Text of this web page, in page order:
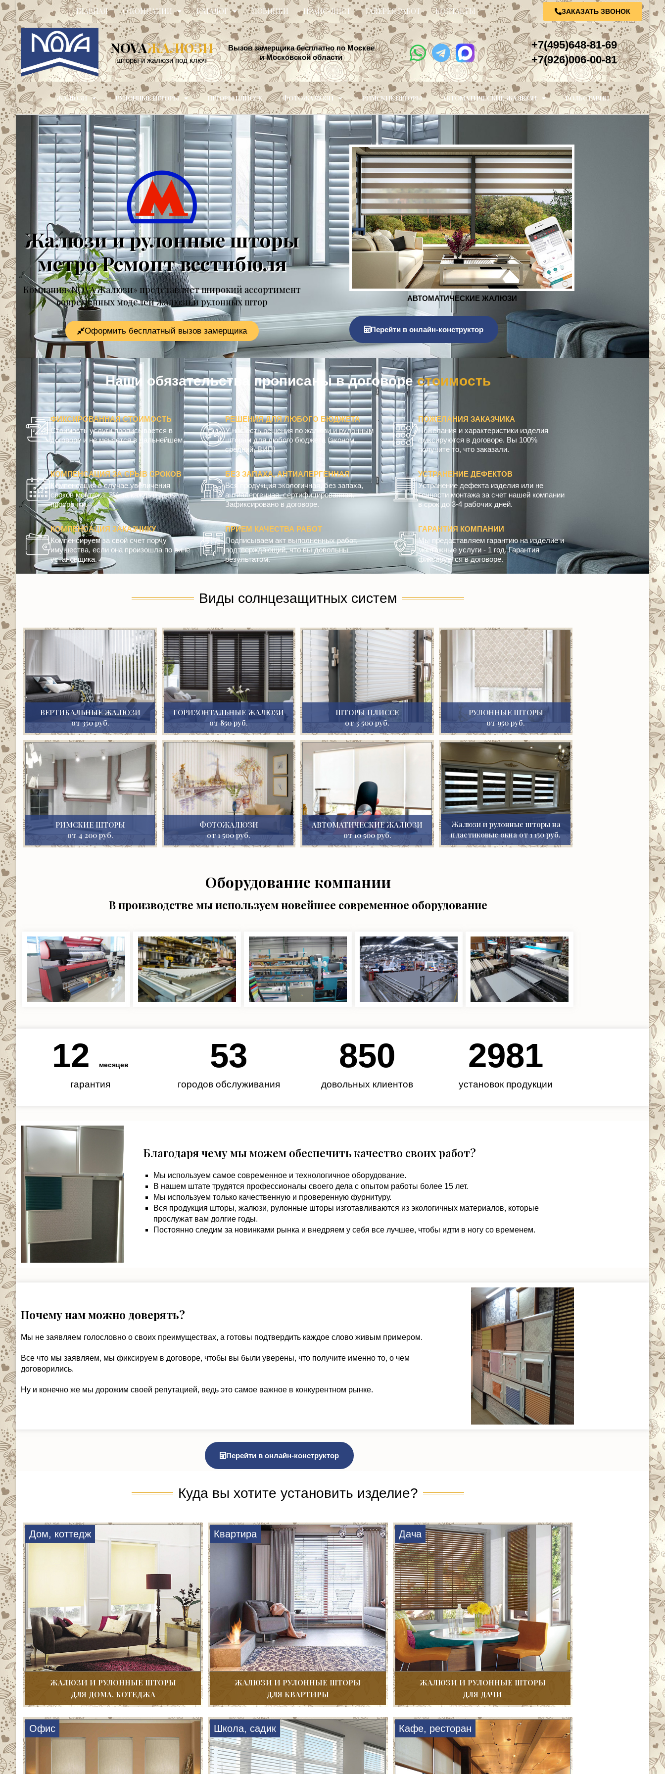
ГЛАВНАЯ О КОМПАНИИ КАТАЛОГ НОВИНКИ ПРАЙС-ЛИСТ ГАЛЕРЕЯ РАБОТ КОНТАКТЫ ЗАКАЗАТЬ ЗВОНОК
NOVAЖАЛЮЗИ
шторы и жалюзи под ключ
Вызов замерщика бесплатно по Москве
и Московской области
+7(495)648-81-69
+7(926)006-00-81
ЖАЛЮЗИ РУЛОННЫЕ ШТОРЫ ШТОРЫ ПЛИССЕ ФОТОЖАЛЮЗИ РИМСКИЕ ШТОРЫ АВТОМАТИЧЕСКИЕ ЖАЛЮЗИ РОЛЬСТАВНИ
Жалюзи и рулонные шторы
метро Ремонт вестибюля
Компания«NOVA Жалюзи» представляет широкий ассортимент
современных моделей жалюзи и рулонных штор
Оформить бесплатный вызов замерщика
ЖАЛЮЗИ
Перейти в онлайн-конструктор
Наши обязательства прописаны в договоре компенсаци
ФИКСИРОВАННАЯ СТОИМОСТЬ
Стоимость услуги прописывается в
договоре и не меняется в дальнейшем.
РЕШЕНИЯ ДЛЯ ЛЮБОГО БЮДЖЕТА
У нас есть решения по жалюзи и рулонным
шторам для любого бюджета (эконом,
средний, ВИП)
ПОЖЕЛАНИЯ ЗАКАЗЧИКА
Пожелания и характеристики изделия
фиксируются в договоре. Вы 100%
получите то, что заказали.
КОМПЕНСАЦИЯ ЗА СРЫВ СРОКОВ
Компенсация в случае увеличения
сроков монтажа. 3% за каждый день
просрочки.
БЕЗ ЗАПАХА, АНТИАЛЕРГЕННАЯ
Вся продукция экологичная, без запаха,
антиалергенная, сертифицированная.
Зафиксировано в договоре.
УСТРАНЕНИЕ ДЕФЕКТОВ
Устранение дефекта изделия или не
точности монтажа за счет нашей компании
в срок до 3-4 рабочих дней.
КОМПЕНСАЦИЯ ЗАКАЗЧИКУ
Компенсируем за свой счет порчу
имущества, если она произошла по вине
установщика.
ПРИЕМ КАЧЕСТВА РАБОТ
Подписываем акт выполненных работ,
подтверждающий, что вы довольны
результатом.
ГАРАНТИЯ КОМПАНИИ
Мы предоставляем гарантию на изделие и
монтажные услуги - 1 год. Гарантия
фиксируется в договоре.
Виды солнцезащитных систем
ВЕРТИКАЛЬНЫЕ ЖАЛЮЗИ
от 350 руб.
ГОРИЗОНТАЛЬНЫЕ ЖАЛЮЗИ
от 850 руб.
ШТОРЫ ПЛИССЕ
от 3 500 руб.
РУЛОННЫЕ ШТОРЫ
от 950 руб.
РИМСКИЕ ШТОРЫ
от 4 200 руб.
ФОТОЖАЛЮЗИ
от 1 500 руб.
АВТОМАТИЧЕСКИЕ ЖАЛЮЗИ
от 10 500 руб.
Жалюзи и рулонные шторы на
пластиковые окна от 1 150 руб.
Оборудование компании
В производстве мы используем новейшее современное оборудование
гарантия
12 месяцев
городов обслуживания
62
довольных клиентов
985
установок продукции
3450
Благодаря чему мы можем обеспечить качество своих работ?
Мы используем самое современное и технологичное оборудование.
В нашем штате трудятся профессионалы своего дела с опытом работы более 15 лет.
Мы используем только качественную и проверенную фурнитуру.
Вся продукция шторы, жалюзи, рулонные шторы изготавливаются из экологичных материалов, которые
прослужат вам долгие годы.
Постоянно следим за новинками рынка и внедряем у себя все лучшее, чтобы идти в ногу со временем.
Почему нам можно доверять?
Мы не заявляем голословно о своих преимуществах, а готовы подтвердить каждое слово живым примером.
Все что мы заявляем, мы фиксируем в договоре, чтобы вы были уверены, что получите именно то, о чем
договорились.
Ну и конечно же мы дорожим своей репутацией, ведь это самое важное в конкурентном рынке.
Перейти в онлайн-конструктор
Куда вы хотите установить изделие?
Дом, коттедж
ЖАЛЮЗИ И РУЛОННЫЕ ШТОРЫ
ДЛЯ ДОМА, КОТЕДЖА
Квартира
ЖАЛЮЗИ И РУЛОННЫЕ ШТОРЫ
ДЛЯ КВАРТИРЫ
Дача
ЖАЛЮЗИ И РУЛОННЫЕ ШТОРЫ
ДЛЯ ДАЧИ
Офис Школа, садик Кафе, ресторан